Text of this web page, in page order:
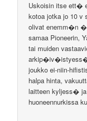
Uskoisin itse ett�
kotoa jotka jo 10
olivat enemm�n
samaa Pioneerin,
tai muiden
joukko ei-niin-
halpa hinta,
laitteen kyljess�
huoneennurkissa